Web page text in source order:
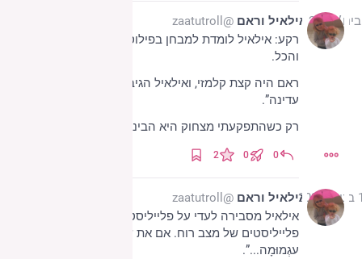
אילאיל וראם @zaatutroll
והכל.
עדינה”.
רק כשהתפקעתי מצחוק היא הבינה את הטעות… 🙃
0
0
2
אילאיל וראם @zaatutroll
עגְמוּמָה...”.